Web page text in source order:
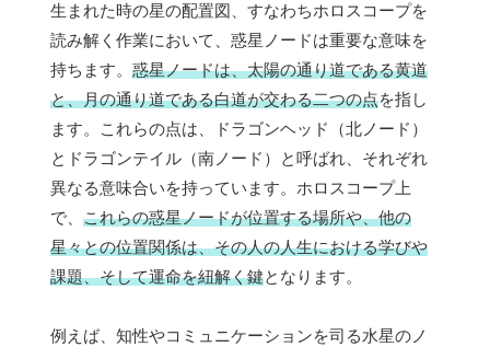
生まれた時の星の配置図、すなわちホロスコープを
読み解く作業において、惑星ノードは重要な意味を
持ちます。 惑星ノードは、太陽の通り道である黄道
と、月の通り道である白道が交わる二つの点を指し
ます。これらの点は、ドラゴンヘッド（北ノード）
とドラゴンテイル（南ノード）と呼ばれ、それぞれ
異なる意味合いを持っています。ホロスコープ上
で、 これらの惑星ノードが位置する場所や、他の
星々との位置関係は、その人の人生における学びや
課題、そして運命を紐解く鍵となります。
例えば、知性やコミュニケーションを司る水星のノ